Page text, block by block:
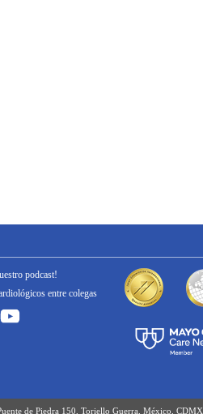
podcast!
entre colegas
de Piedra 150, Toriello Guerra, México, CDMX